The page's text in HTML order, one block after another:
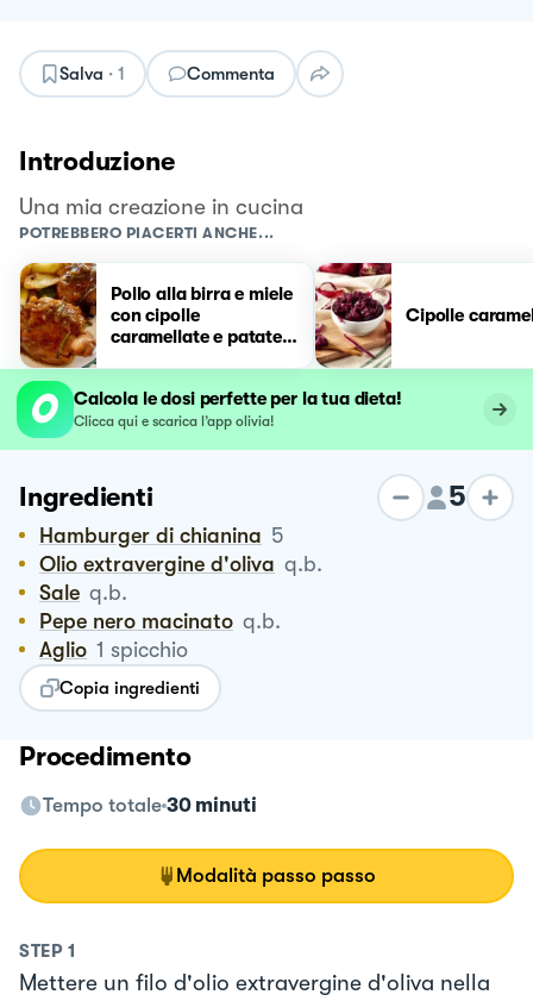
Salva · 1 Commenta
Introduzione
Una mia creazione in cucina
POTREBBERO PIACERTI ANCHE...
Pollo alla birra e miele
con cipolle
caramellate e patate
Cipolle
Calcola le dosi perfette per la tua dieta!
Clicca qui e scarica l’app olivia!
Ingredienti 5
Hamburger di chianina 5
Olio extravergine d'oliva q.b.
Sale q.b.
Pepe nero macinato q.b.
Aglio 1 spicchio
Copia ingredienti
Procedimento
Tempo totale 30 minuti
Modalità passo passo
STEP 1
Mettere un filo d'olio extravergine d'oliva nella